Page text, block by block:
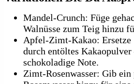
Mandel-Crunch: Füge
Walnüsse zum Teig hinzu
Apfel-Zimt-Kakao:
durch entöltes
schokoladige Note.
Zimt-Rosenwasser: Gib ein